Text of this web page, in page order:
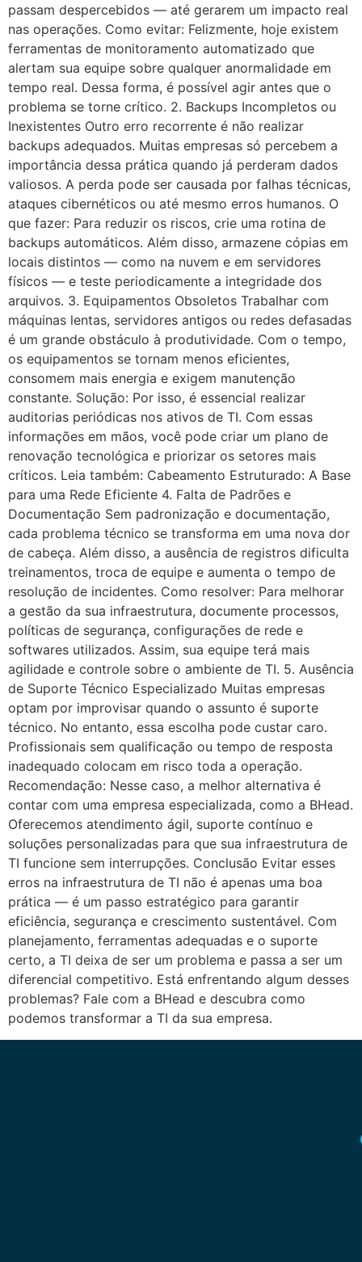
passam despercebidos — até gerarem um impacto real
nas operações. Como evitar: Felizmente, hoje existem
ferramentas de monitoramento automatizado que
alertam sua equipe sobre qualquer anormalidade em
tempo real. Dessa forma, é possível agir antes que o
problema se torne crítico. 2. Backups Incompletos ou
Inexistentes Outro erro recorrente é não realizar
backups adequados. Muitas empresas só percebem a
importância dessa prática quando já perderam dados
valiosos. A perda pode ser causada por falhas técnicas,
ataques cibernéticos ou até mesmo erros humanos. O
que fazer: Para reduzir os riscos, crie uma rotina de
backups automáticos. Além disso, armazene cópias em
locais distintos — como na nuvem e em servidores
físicos — e teste periodicamente a integridade dos
arquivos. 3. Equipamentos Obsoletos Trabalhar com
máquinas lentas, servidores antigos ou redes defasadas
é um grande obstáculo à produtividade. Com o tempo,
os equipamentos se tornam menos eficientes,
consomem mais energia e exigem manutenção
constante. Solução: Por isso, é essencial realizar
auditorias periódicas nos ativos de TI. Com essas
informações em mãos, você pode criar um plano de
renovação tecnológica e priorizar os setores mais
críticos. Leia também: Cabeamento Estruturado: A Base
para uma Rede Eficiente 4. Falta de Padrões e
Documentação Sem padronização e documentação,
cada problema técnico se transforma em uma nova dor
de cabeça. Além disso, a ausência de registros dificulta
treinamentos, troca de equipe e aumenta o tempo de
resolução de incidentes. Como resolver: Para melhorar
a gestão da sua infraestrutura, documente processos,
políticas de segurança, configurações de rede e
softwares utilizados. Assim, sua equipe terá mais
agilidade e controle sobre o ambiente de TI. 5. Ausência
de Suporte Técnico Especializado Muitas empresas
optam por improvisar quando o assunto é suporte
técnico. No entanto, essa escolha pode custar caro.
Profissionais sem qualificação ou tempo de resposta
inadequado colocam em risco toda a operação.
Recomendação: Nesse caso, a melhor alternativa é
contar com uma empresa especializada, como a BHead.
Oferecemos atendimento ágil, suporte contínuo e
soluções personalizadas para que sua infraestrutura de
TI funcione sem interrupções. Conclusão Evitar esses
erros na infraestrutura de TI não é apenas uma boa
prática — é um passo estratégico para garantir
eficiência, segurança e crescimento sustentável. Com
planejamento, ferramentas adequadas e o suporte
certo, a TI deixa de ser um problema e passa a ser um
diferencial competitivo. Está enfrentando algum desses
problemas? Fale com a BHead e descubra como
podemos transformar a TI da sua empresa.